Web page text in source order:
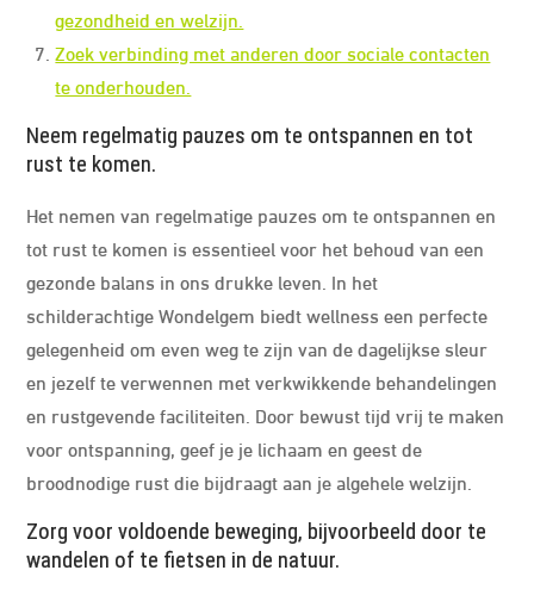
gezondheid en welzijn.
Zoek verbinding met anderen door sociale contacten
te onderhouden.
Neem regelmatig pauzes om te ontspannen en tot
rust te komen.
Het nemen van regelmatige pauzes om te ontspannen en
tot rust te komen is essentieel voor het behoud van een
gezonde balans in ons drukke leven. In het
schilderachtige Wondelgem biedt wellness een perfecte
gelegenheid om even weg te zijn van de dagelijkse sleur
en jezelf te verwennen met verkwikkende behandelingen
en rustgevende faciliteiten. Door bewust tijd vrij te maken
voor ontspanning, geef je je lichaam en geest de
broodnodige rust die bijdraagt aan je algehele welzijn.
Zorg voor voldoende beweging, bijvoorbeeld door te
wandelen of te fietsen in de natuur.